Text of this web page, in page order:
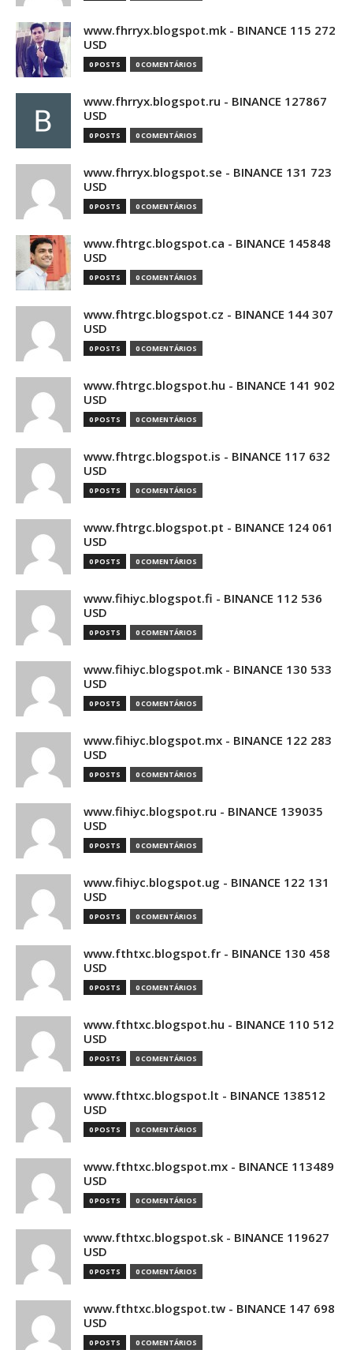
www.fhrryx.blogspot.mk - BINANCE 115 272
USD
0 POSTS 0 COMENTÁRIOS
www.fhrryx.blogspot.ru - BINANCE 127867
USD
0 POSTS 0 COMENTÁRIOS
www.fhrryx.blogspot.se - BINANCE 131 723
USD
0 POSTS 0 COMENTÁRIOS
www.fhtrgc.blogspot.ca - BINANCE 145848
USD
0 POSTS 0 COMENTÁRIOS
www.fhtrgc.blogspot.cz - BINANCE 144 307
USD
0 POSTS 0 COMENTÁRIOS
www.fhtrgc.blogspot.hu - BINANCE 141 902
USD
0 POSTS 0 COMENTÁRIOS
www.fhtrgc.blogspot.is - BINANCE 117 632
USD
0 POSTS 0 COMENTÁRIOS
www.fhtrgc.blogspot.pt - BINANCE 124 061
USD
0 POSTS 0 COMENTÁRIOS
www.fihiyc.blogspot.fi - BINANCE 112 536
USD
0 POSTS 0 COMENTÁRIOS
www.fihiyc.blogspot.mk - BINANCE 130 533
USD
0 POSTS 0 COMENTÁRIOS
www.fihiyc.blogspot.mx - BINANCE 122 283
USD
0 POSTS 0 COMENTÁRIOS
www.fihiyc.blogspot.ru - BINANCE 139035
USD
0 POSTS 0 COMENTÁRIOS
www.fihiyc.blogspot.ug - BINANCE 122 131
USD
0 POSTS 0 COMENTÁRIOS
www.fthtxc.blogspot.fr - BINANCE 130 458
USD
0 POSTS 0 COMENTÁRIOS
www.fthtxc.blogspot.hu - BINANCE 110 512
USD
0 POSTS 0 COMENTÁRIOS
www.fthtxc.blogspot.lt - BINANCE 138512
USD
0 POSTS 0 COMENTÁRIOS
www.fthtxc.blogspot.mx - BINANCE 113489
USD
0 POSTS 0 COMENTÁRIOS
www.fthtxc.blogspot.sk - BINANCE 119627
USD
0 POSTS 0 COMENTÁRIOS
www.fthtxc.blogspot.tw - BINANCE 147 698
USD
0 POSTS 0 COMENTÁRIOS